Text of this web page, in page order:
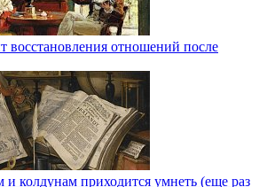
восстановления отношений после
колдунам приходится умнеть (еще раз